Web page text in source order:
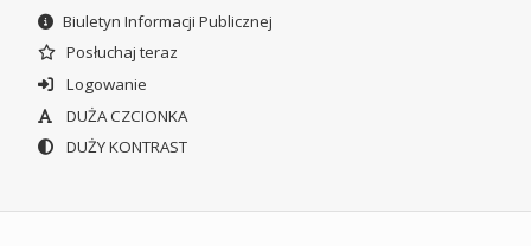
Biuletyn Informacji Publicznej
Posłuchaj teraz
Logowanie
DUŻA CZCIONKA
DUŻY KONTRAST